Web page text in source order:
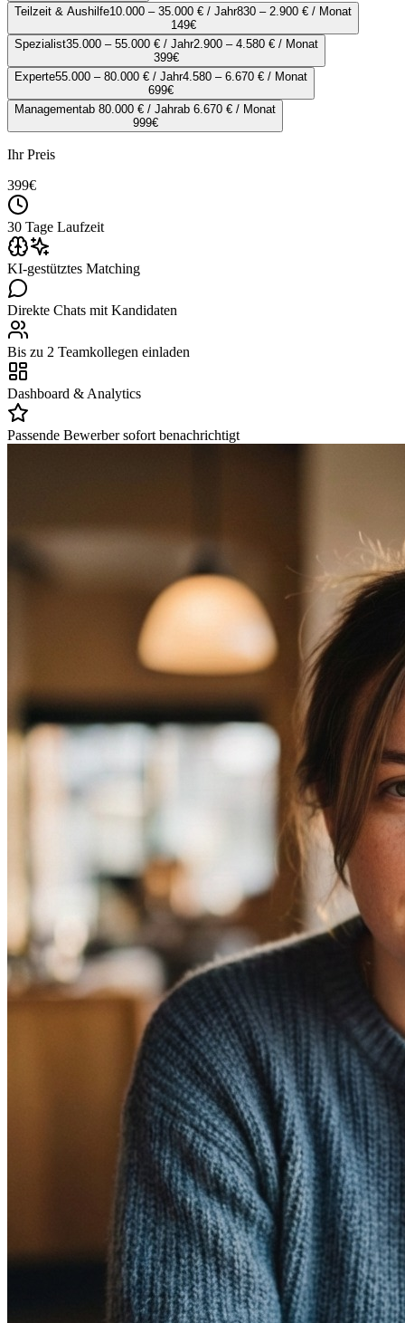
Teilzeit & Aushilfe10.000 – 35.000 € / Jahr830 – 2.900 € / Monat
149€
Spezialist35.000 – 55.000 € / Jahr2.900 – 4.580 € / Monat
399€
Experte55.000 – 80.000 € / Jahr4.580 – 6.670 € / Monat
699€
Managementab 80.000 € / Jahrab 6.670 € / Monat
999€
Ihr Preis
399€
30 Tage Laufzeit
KI-gestütztes Matching
Direkte Chats mit Kandidaten
Bis zu 2 Teamkollegen einladen
Dashboard & Analytics
Passende Bewerber sofort benachrichtigt